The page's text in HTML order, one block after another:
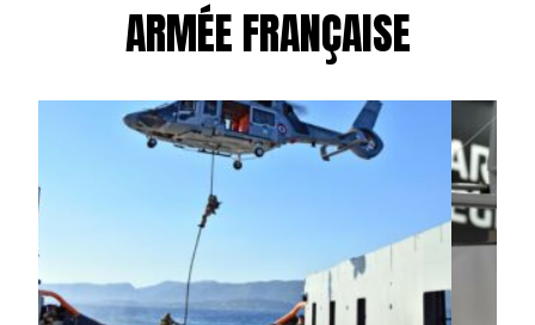
ARMÉE FRANÇAISE